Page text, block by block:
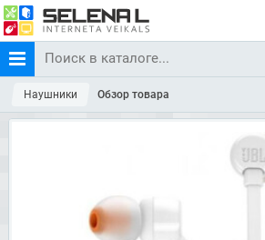
Наушники Обзор товара